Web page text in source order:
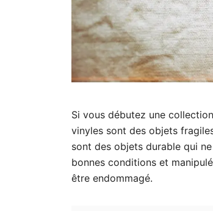
Si vous débutez une
vinyles sont des objets
sont des objets durable qui
bonnes conditions et
être endommagé.